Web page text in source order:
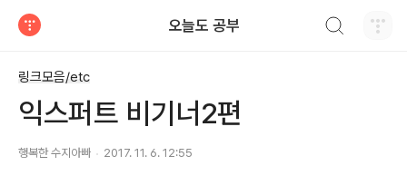
오늘도 공부
링크모음/etc
익스퍼트 비기너2편
행복한 수지아빠 2017. 11. 6. 12:55